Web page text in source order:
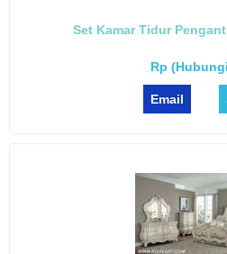
Set Kamar Tidur
Rp
Email